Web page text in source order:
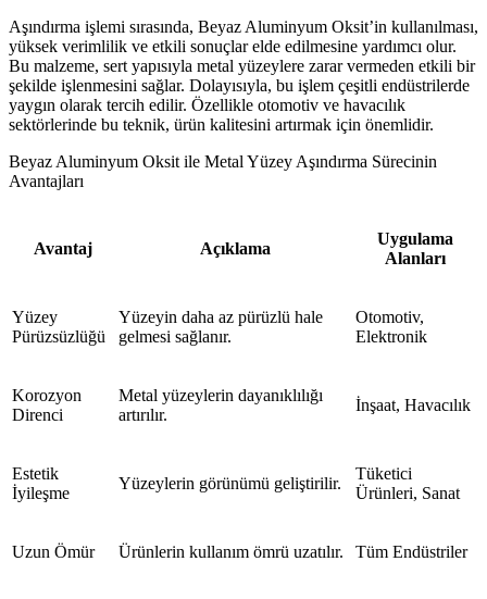
Aşındırma işlemi sırasında, Beyaz Aluminyum Oksit’in kullanılması,
yüksek verimlilik ve etkili sonuçlar elde edilmesine yardımcı olur.
Bu malzeme, sert yapısıyla metal yüzeylere zarar vermeden etkili bir
şekilde işlenmesini sağlar. Dolayısıyla, bu işlem çeşitli endüstrilerde
yaygın olarak tercih edilir. Özellikle otomotiv ve havacılık
sektörlerinde bu teknik, ürün kalitesini artırmak için önemlidir.
Beyaz Aluminyum Oksit ile Metal Yüzey Aşındırma Sürecinin
Avantajları
Avantaj Açıklama
Uygulama
Alanları
Yüzey
Pürüzsüzlüğü
Yüzeyin daha az pürüzlü hale
gelmesi sağlanır.
Otomotiv,
Elektronik
Korozyon
Direnci
Metal yüzeylerin dayanıklılığı
artırılır.
İnşaat, Havacılık
Estetik
İyileşme
Yüzeylerin görünümü geliştirilir.
Tüketici
Ürünleri, Sanat
Uzun Ömür Ürünlerin kullanım ömrü uzatılır. Tüm Endüstriler